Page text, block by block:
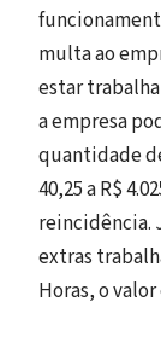
multa ao
estar
a empresa
quantidade
40,25 a R$
reincidência.
extras
Horas, o